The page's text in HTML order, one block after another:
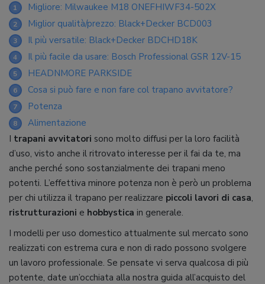
1 Migliore: Milwaukee M18 ONEFHIWF34-502X
2 Miglior qualità/prezzo: Black+Decker BCD003
3 Il più versatile: Black+Decker BDCHD18K
4 Il più facile da usare: Bosch Professional GSR 12V-15
5 HEADNMORE PARKSIDE
6 Cosa si può fare e non fare col trapano avvitatore?
7 Potenza
8
Alimentazione
I trapani avvitatori sono molto diffusi per la loro facilità
d’uso, visto anche il ritrovato interesse per il fai da te, ma
anche perché sono sostanzialmente dei trapani meno
potenti. L’effettiva minore potenza non è però un problema
per chi utilizza il trapano per realizzare piccoli lavori di casa,
ristrutturazioni e hobbystica in generale.
I modelli per uso domestico attualmente sul mercato sono
realizzati con estrema cura e non di rado possono svolgere
un lavoro professionale. Se pensate vi serva qualcosa di più
potente, date un’occhiata alla nostra guida all’acquisto del